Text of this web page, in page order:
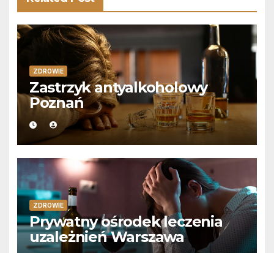
ZDROWIE
Zastrzyk antyalkoholowy
Poznań
ZDROWIE
Prywatny ośrodek leczenia
uzależnień Warszawa